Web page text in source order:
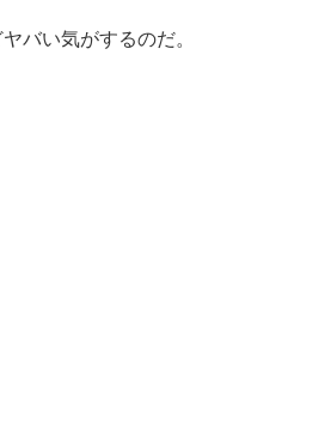
バい気がするのだ。